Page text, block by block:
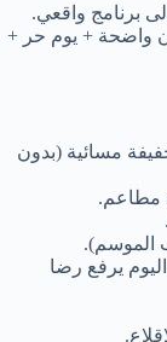
برنامج واقعي.
واضحة + يوم حر +
مسائية (بدون
مطاعم.
الموسم).
يرفع رضا